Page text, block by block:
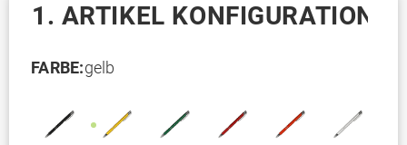
1. ARTIKEL KONFIGURATION
FARBE:gelb